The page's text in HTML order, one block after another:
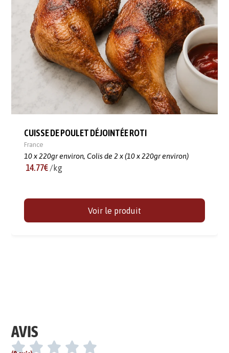
CUISSE DE POULET DÉJOINTÉE ROTI
France
10 x 220gr environ, Colis de 2 x (10 x 220gr environ)
14.77€ /kg
Voir le produit
AVIS